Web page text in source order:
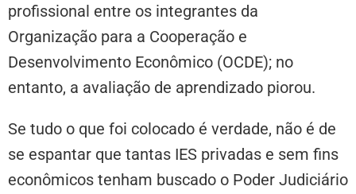
profissional entre os integrantes da
Organização para a Cooperação e
Desenvolvimento Econômico (OCDE); no
entanto, a avaliação de aprendizado piorou.
Se tudo o que foi colocado é verdade, não é de
se espantar que tantas IES privadas e sem fins
econômicos tenham buscado o Poder Judiciário